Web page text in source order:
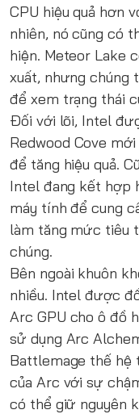
CPU hiệu quả hơn
nhiên, nó cũng có
hiện. Meteor Lake
xuất, nhưng chúng
để xem trạng thái
Đối với lõi, Intel
Redwood Cove
để tăng hiệu quả.
Intel đang kết hợp
máy tính để cung
làm tăng mức tiêu
chúng.
Bên ngoài khuôn
nhiều. Intel được
Arc GPU cho ô đồ
sử dụng Arc
Battlemage thế hệ
của Arc với sự
có thể giữ nguyên